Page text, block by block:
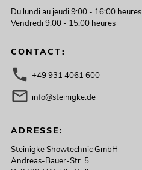
Du lundi au jeudi 9:00 - 16:00 heures
Vendredi 9:00 - 15:00 heures
CONTACT:
+49 931 4061 600
info@steinigke.de
ADRESSE:
Steinigke Showtechnic GmbH
Andreas-Bauer-Str. 5